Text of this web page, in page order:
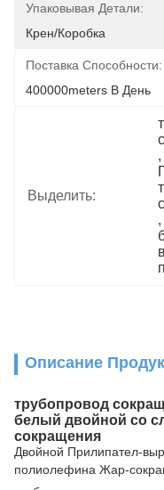
Упаковывая Детали:
Крен/коробка
Поставка Способности:
400000meters В День
Выделить:
,
,
Описание
трубопровод
белый двойной со
сокращения
Двойной Прилипател-
полиолефина Жар-